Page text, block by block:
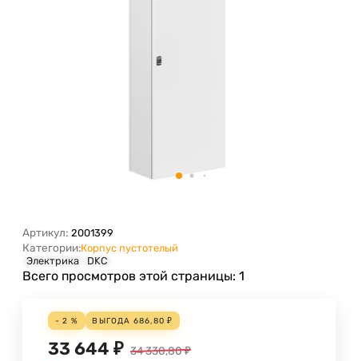
Артикул: 2001399
Категории:Корпус пустотелый
Электрика
DKC
Всего просмотров этой страницы: 1
- 2 % ВЫГОДА 686,80 ₽
33 644 ₽ 34 330,80₽